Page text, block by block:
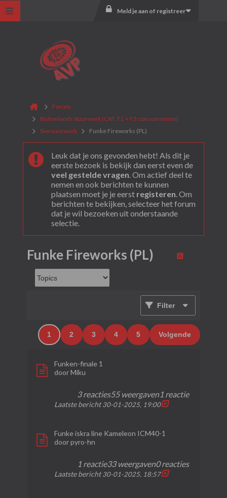
Meld je aan of registreer
Forum
Buitenlands Vuurwerk (CAT. F2 + F3 consumenten)
Siervuurwerk
Funke Fireworks (PL)
Leuk dat je ons gevonden hebt! Als dit je
eerste bezoek is bekijk dan eerst even de
veel gestelde vragen. Om actief deel te
nemen en ook berichten te kunnen
plaatsen moet je je eerst registeren. Om
berichten te bekijken, selecteer het forum
dat je wil bezoeken uit onderstaande
selectie.
Funke Fireworks (PL)
Filter
1 2 3 4 5 Volgende
Funken-finale 1
doorMiku
3 reacties55 weergaven1 reactie
Laatste bericht 30-01-2025, 19:00
Funke iskra line Kameleon ICM40-1
doorpyro-hn
1 reactie33 weergaven0 reacties
Laatste bericht 30-01-2025, 18:57